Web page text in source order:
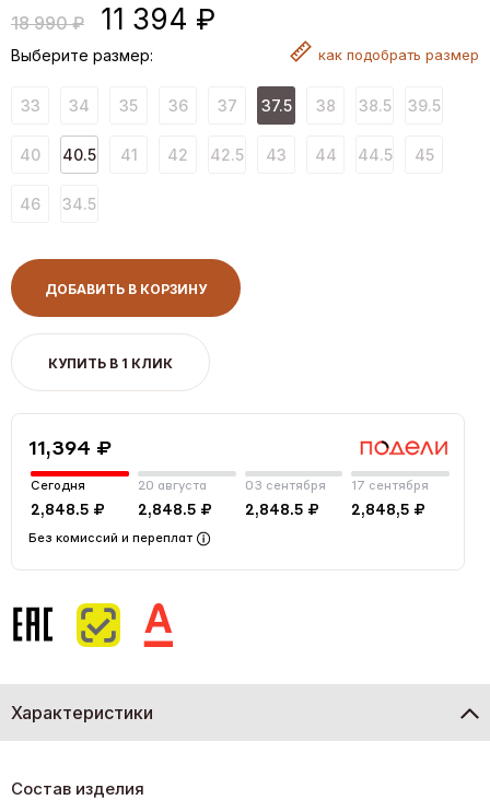
18 990 ₽ 11 394 ₽
Выберите размер: как подобрать размер
33 34 35 36 37 37.5 38 38.5 39.5
40 40.5 41 42 42.5 43 44 44.5 45
46 34.5
ДОБАВИТЬ В КОРЗИНУ
КУПИТЬ В 1 КЛИК
11,394 ₽
Сегодня
2,848.5 ₽
20 августа
2,848.5 ₽
03 сентября
2,848.5 ₽
17 сентября
2,848,5 ₽
Без комиссий и переплат
Характеристики
Состав изделия